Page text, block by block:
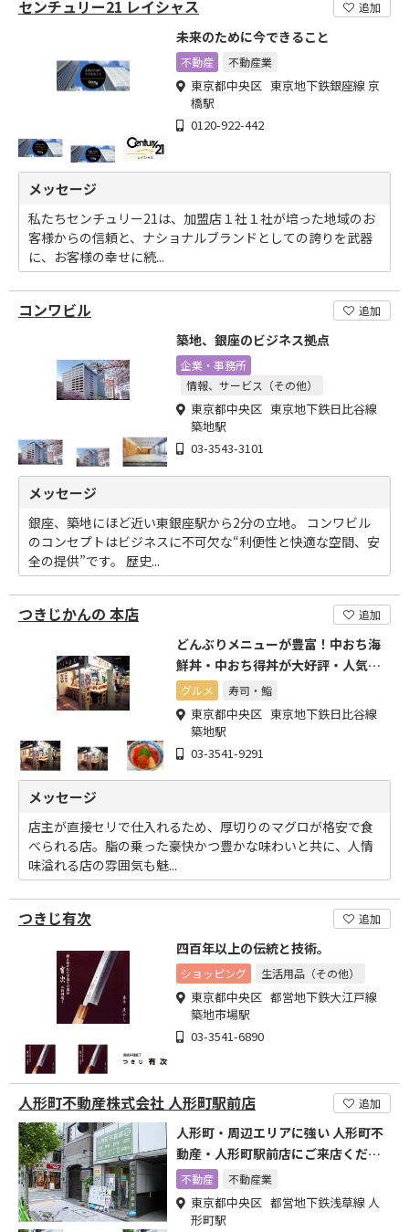
センチュリー21 レイシャス 追加
未来のために今できること
不動産 不動産業
東京都中央区 東京地下鉄銀座線 京
橋駅
0120-922-442
メッセージ
私たちセンチュリー21は、加盟店１社１社が培った地域のお
客様からの信頼と、ナショナルブランドとしての誇りを武器
に、お客様の幸せに続...
コンワビル 追加
築地、銀座のビジネス拠点
企業・事務所
情報、サービス（その他）
東京都中央区 東京地下鉄日比谷線
築地駅
03-3543-3101
メッセージ
銀座、築地にほど近い東銀座駅から2分の立地。 コンワビル
のコンセプトはビジネスに不可欠な“利便性と快適な空間、安
全の提供”です。 歴史...
つきじかんの 本店 追加
どんぶりメニューが豊富！中おち海
鮮丼・中おち得丼が大好評・人気メ
ニューです。
グルメ 寿司・鮨
東京都中央区 東京地下鉄日比谷線
築地駅
03-3541-9291
メッセージ
店主が直接セリで仕入れるため、厚切りのマグロが格安で食
べられる店。脂の乗った豪快かつ豊かな味わいと共に、人情
味溢れる店の雰囲気も魅...
つきじ有次 追加
四百年以上の伝統と技術。
ショッピング 生活用品（その他）
東京都中央区 都営地下鉄大江戸線
築地市場駅
03-3541-6890
人形町不動産株式会社 人形町駅前店 追加
人形町・周辺エリアに強い 人形町不
動産・人形町駅前店にご来店くださ
いませ
不動産 不動産業
東京都中央区 都営地下鉄浅草線 人
形町駅